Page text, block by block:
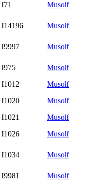
I71 Musolf
I14196 Musolf
I9997 Musolf
I975
Musolf
I1012
Musolf
I1020
Musolf
I1021
Musolf
I1026 Musolf
I1034 Musolf
I9981 Musolf